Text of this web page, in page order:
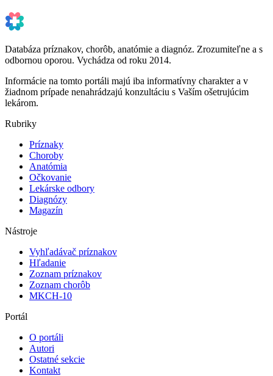
Databáza príznakov, chorôb, anatómie a diagnóz. Zrozumiteľne a s
odbornou oporou. Vychádza od roku 2014.
Informácie na tomto portáli majú iba informatívny charakter a v
žiadnom prípade nenahrádzajú konzultáciu s Vaším ošetrujúcim
lekárom.
Rubriky
Príznaky
Choroby
Anatómia
Očkovanie
Lekárske odbory
Diagnózy
Magazín
Nástroje
Vyhľadávač príznakov
Hľadanie
Zoznam príznakov
Zoznam chorôb
MKCH-10
Portál
O portáli
Autori
Ostatné sekcie
Kontakt